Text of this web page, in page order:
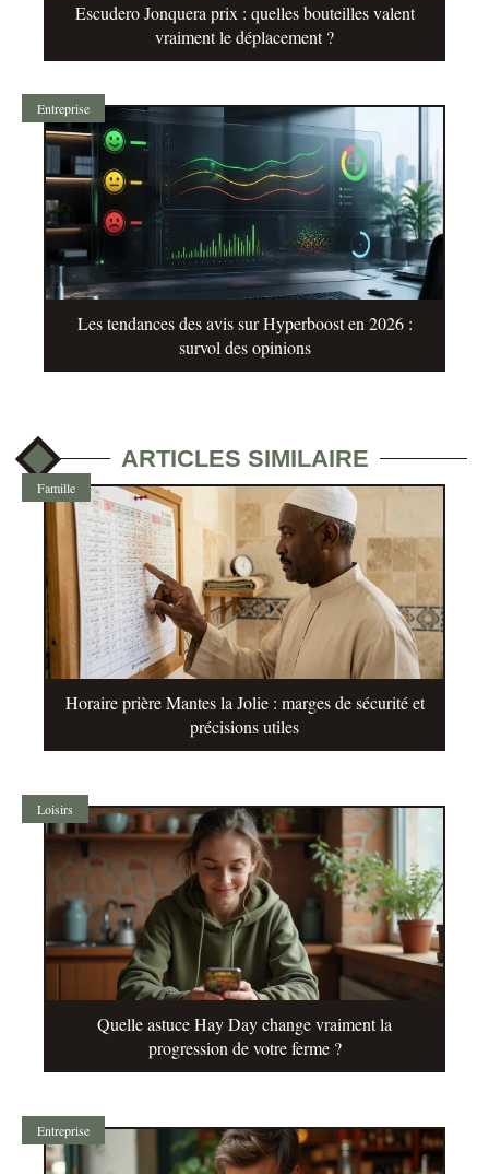
Escudero Jonquera prix : quelles bouteilles valent
vraiment le déplacement ?
Entreprise
Les tendances des avis sur Hyperboost en 2026 :
survol des opinions
ARTICLES SIMILAIRE
Famille
Horaire prière Mantes la Jolie : marges de sécurité et
précisions utiles
Loisirs
Quelle astuce Hay Day change vraiment la
progression de votre ferme ?
Entreprise